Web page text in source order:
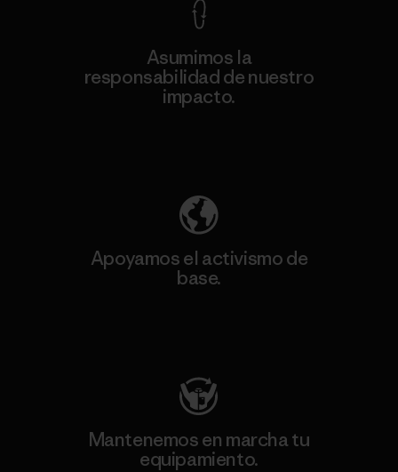
Asumimos la
responsabilidad de nuestro
impacto.
Apoyamos el activismo de
base.
Mantenemos en marcha tu
equipamiento.